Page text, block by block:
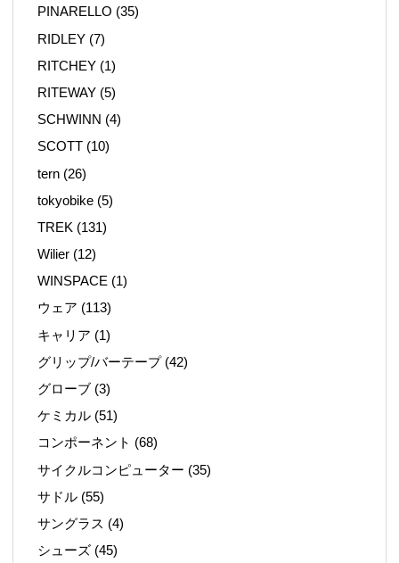
PINARELLO (35)
RIDLEY (7)
RITCHEY (1)
RITEWAY (5)
SCHWINN (4)
SCOTT (10)
tern (26)
tokyobike (5)
TREK (131)
Wilier (12)
WINSPACE (1)
ウェア (113)
キャリア (1)
グリップ/バーテープ(42)
グローブ (3)
ケミカル (51)
コンポーネント (68)
サイクルコンピューター (35)
サドル (55)
サングラス (4)
シューズ (45)